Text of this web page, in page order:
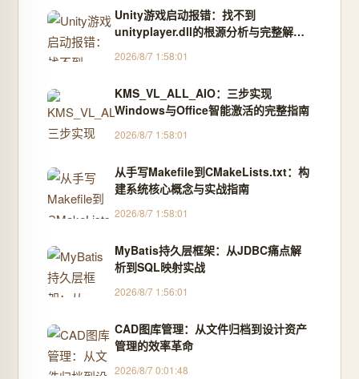
Unity游戏启动报错：找不到
unityplayer.dll的根源分析与完整解决
2026/8/7 1:58:01
KMS_VL_ALL_AIO：三步实现
Windows与Office智能激活的完整指南
2026/8/7 1:58:01
从手写Makefile到CMakeLists.txt：构
建系统核心概念与实战指南
2026/8/7 1:58:01
MyBatis持久层框架：从JDBC痛点解
析到SQL映射实战
2026/8/7 1:56:01
CAD图库管理：从文件归档到设计资产
管理的效率革命
2026/8/7 0:01:48